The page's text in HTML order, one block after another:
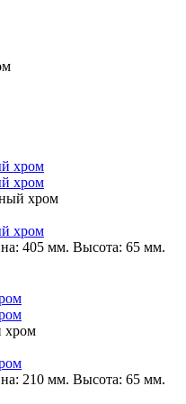
хром
хром
хром
405 мм. Высота: 65 мм.
210 мм. Высота: 65 мм.